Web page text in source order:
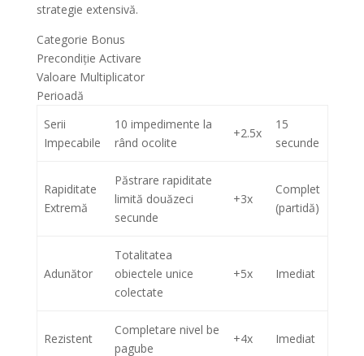
strategie extensivă.
Categorie Bonus
Precondiție Activare
Valoare Multiplicator
Perioadă
Serii
Impecabile
10 impedimente la
rând ocolite
+2.5x
15
secunde
Rapiditate
Extremă
Păstrare rapiditate
limită douăzeci
secunde
+3x
Complet
(partidă)
Adunător
Totalitatea
obiectele unice
colectate
+5x Imediat
Rezistent
Completare nivel be
pagube
+4x Imediat